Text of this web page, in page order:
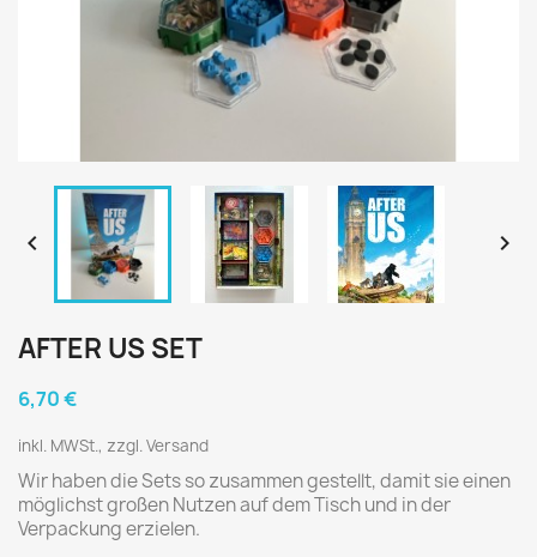
 
AFTER US SET
6,70 €
inkl. MWSt., zzgl. Versand
Wir haben die Sets so zusammen gestellt, damit sie einen
möglichst großen Nutzen auf dem Tisch und in der
Verpackung erzielen.